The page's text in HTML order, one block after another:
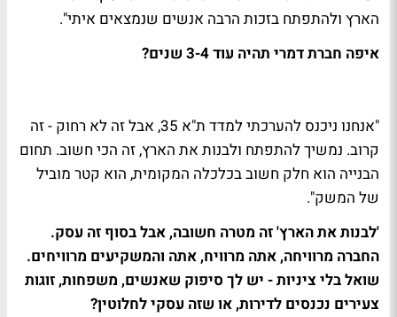
הארץ ולהתפתח בזכות הרבה אנשים שנמצאים איתי".
איפה חברת דמרי תהיה עוד 3-4 שנים?
"אנחנו ניכנס להערכתי למדד ת"א 35, אבל זה לא רחוק - זה
קרוב. נמשיך להתפתח ולבנות את הארץ, זה הכי חשוב. תחום
הבנייה הוא חלק חשוב בכלכלה המקומית, הוא קטר מוביל
של המשק".
'לבנות את הארץ' זה מטרה חשובה, אבל בסוף זה עסק.
החברה מרוויחה, אתה מרוויח, אתה והמשקיעים מרוויחים.
שואל בלי ציניות - יש לך סיפוק שאנשים, משפחות, זוגות
צעירים נכנסים לדירות, או שזה עסקי לחלוטין?